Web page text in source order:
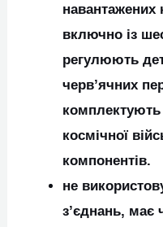
навантажених
включно із
регулюють
черв’ячних
космічної
компонентів.
не
з’єднань, має